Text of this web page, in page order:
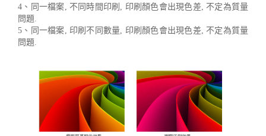
4、同一檔案, 不同時間印刷, 印刷顏色會出現色差, 不定為質量
問題.
5、同一檔案, 印刷不同數量, 印刷顏色會出現色差, 不定為質量
問題.